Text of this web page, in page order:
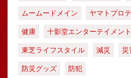
ムームードメイン
ヤマトプロ
健康
十影堂エンターテイメント
東芝ライフスタイル
減災 災
防災グッズ
防犯